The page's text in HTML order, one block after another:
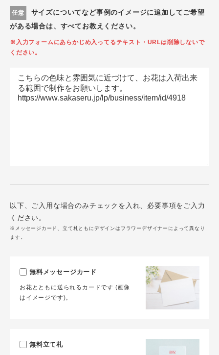
任意
サイズについてなど事例のイメージに追加してご希望
がある場合は、すべてお教えください。
※入力フォームにあらかじめ入ってるテキスト・URLは削除しないで
ください。
以下、ご入用な場合のみチェックを入れ、必要事項をご入力
ください。
※メッセージカード、立て札ともにデザインはフラワーデザイナーによって異なり
ます。
無料メッセージカード
お花とともに送られるカードです (画像
はイメージです)。
無料立て札